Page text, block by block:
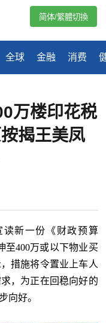
全球 金融 消费
简体/繁體切換
万楼印花税
揭王美凤
读新一份《财政预算
至400万或以下物业买
措施将令置业上车人
，为正在回稳向好的
向好。